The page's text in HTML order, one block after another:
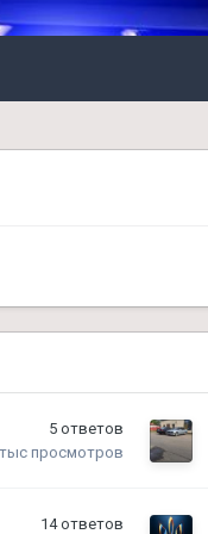
5 ответов
просмотров
14 ответов